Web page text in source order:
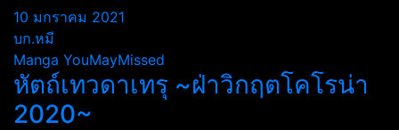
10 มกราคม 2021
บก.หมี
Manga YouMayMissed
หัตถ์เทวดาเทรุ ~ฝ่าวิกฤตโคโรน่า
2020~